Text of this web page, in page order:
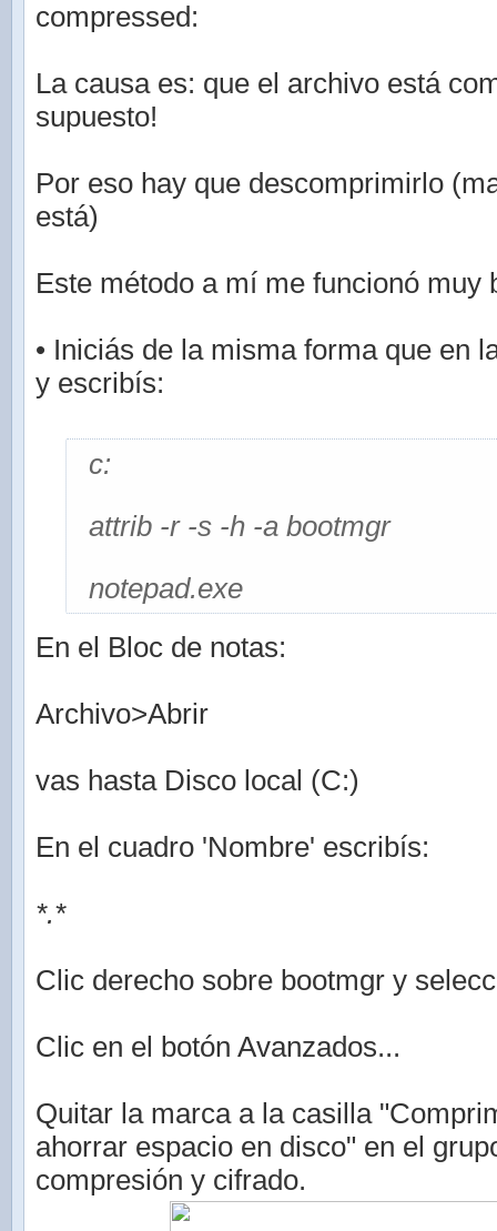
compressed:
La causa es: que el archivo está
supuesto!
Por eso hay que descomprimirlo
está)
Este método a mí me funcionó muy
• Iniciás de la misma forma que en
y escribís:
c:
attrib -r -s -h -a bootmgr
notepad.exe
En el Bloc de notas:
Archivo>Abrir
vas hasta Disco local (C:)
En el cuadro 'Nombre' escribís:
*.*
Clic derecho sobre bootmgr y
Clic en el botón Avanzados...
Quitar la marca a la casilla
ahorrar espacio en disco" en el
compresión y cifrado.